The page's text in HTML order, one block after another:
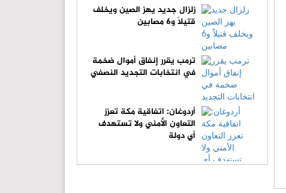
زلزال جديد يهز الصين ويخلف
قتيلاً و6 مصابين
ترمب يقرر إنفاق أموال ضخمة
في انتخابات التجديد النصفي
أردوغان: اتفاقية مكة تعزز
التعاون الأمني ولا تستهدف
أي دولة